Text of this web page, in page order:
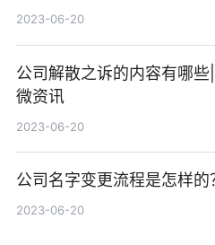
2023-06-20
公司解散之诉的内容有哪些
微资讯
2023-06-20
公司名字变更流程是怎样的
2023-06-20